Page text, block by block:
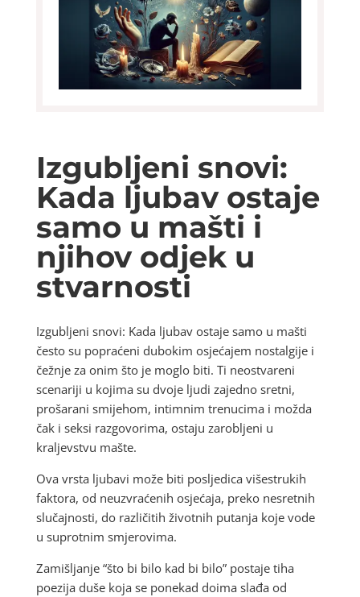
Izgubljeni snovi:
Kada ljubav ostaje
samo u mašti i
njihov odjek u
stvarnosti
Izgubljeni snovi: Kada ljubav ostaje samo u mašti
često su popraćeni dubokim osjećajem nostalgije i
čežnje za onim što je moglo biti. Ti neostvareni
scenariji u kojima su dvoje ljudi zajedno sretni,
prošarani smijehom, intimnim trenucima i možda
čak i seksi razgovorima, ostaju zarobljeni u
kraljevstvu mašte.
Ova vrsta ljubavi može biti posljedica višestrukih
faktora, od neuzvraćenih osjećaja, preko nesretnih
slučajnosti, do različitih životnih putanja koje vode
u suprotnim smjerovima.
Zamišljanje “što bi bilo kad bi bilo” postaje tiha
poezija duše koja se ponekad doima slađa od